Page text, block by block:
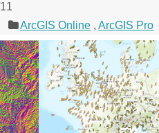
ArcGIS Online ,ArcGIS Pro